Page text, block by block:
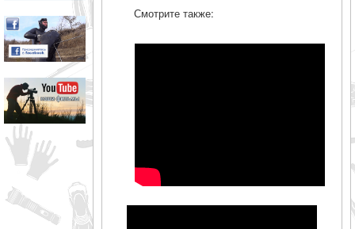
Смотрите также: